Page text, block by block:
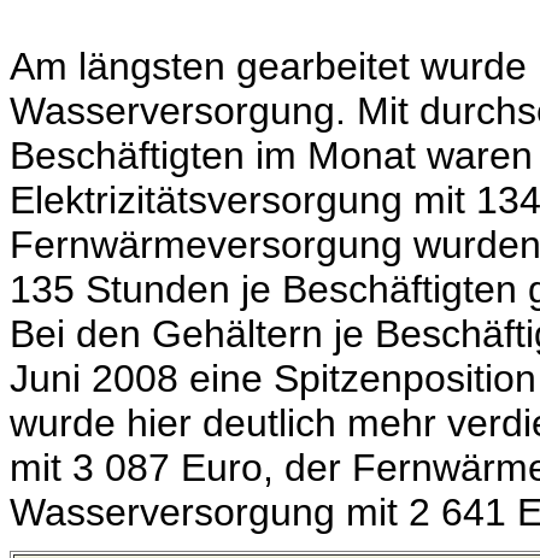
Am längsten gearbeitet
Wasserversorgung. Mit
Beschäftigten im Monat
Elektrizitätsversorgung mit
Fernwärmeversorgung
135 Stunden je Beschäftigten
Bei den Gehältern je
Juni 2008 eine
wurde hier deutlich mehr
mit 3 087 Euro, der
Wasserversorgung mit 2 641